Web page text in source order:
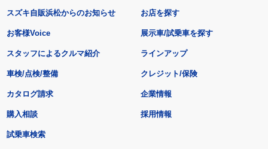
スズキ自販浜松からのお知らせ
お客様Voice
スタッフによるクルマ紹介
お店を探す
展示車/試乗車を探す
ラインアップ
車検/点検/整備 クレジット/保険
カタログ請求
購入相談
試乗車検索
企業情報
採用情報